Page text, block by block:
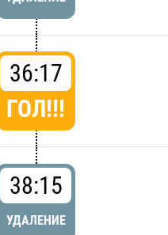
36:17
ГОЛ!!!
38:15
УДАЛЕНИЕ